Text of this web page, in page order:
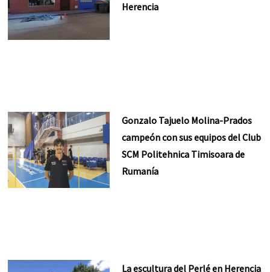
Herencia
Gonzalo Tajuelo Molina-Prados
campeón con sus equipos del Club
SCM Politehnica Timisoara de
Rumanía
La escultura del Perlé en Herencia